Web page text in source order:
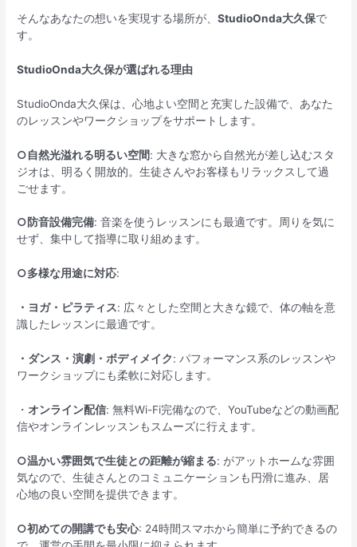
そんなあなたの想いを実現する場所が、StudioOnda大久保で
す。
StudioOnda大久保が選ばれる理由
StudioOnda大久保は、心地よい空間と充実した設備で、あなた
のレッスンやワークショップをサポートします。
○自然光溢れる明るい空間: 大きな窓から自然光が差し込むスタ
ジオは、明るく開放的。生徒さんやお客様もリラックスして過
ごせます。
○防音設備完備: 音楽を使うレッスンにも最適です。周りを気に
せず、集中して指導に取り組めます。
○多様な用途に対応:
・ヨガ・ピラティス: 広々とした空間と大きな鏡で、体の軸を意
識したレッスンに最適です。
・ダンス・演劇・ボディメイク: パフォーマンス系のレッスンや
ワークショップにも柔軟に対応します。
・ オンライン配信: 無料Wi-Fi完備なので、YouTubeなどの動画配
信やオンラインレッスンもスムーズに行えます。
○温かい雰囲気で生徒との距離が縮まる: がアットホームな雰囲
気なので、生徒さんとのコミュニケーションも円滑に進み、居
心地の良い空間を提供できます。
○初めての開講でも安心: 24時間スマホから簡単に予約できるの